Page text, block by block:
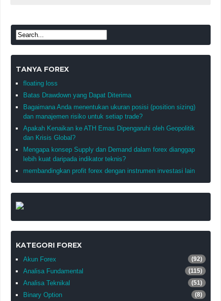
TANYA FOREX
floating loss
Batas Drawdown yang Dapat Diterima
Bagaimana Anda menentukan ukuran posisi (position sizing)
dan manajemen risiko untuk setiap trade?
Apakah Kenaikan ke ATH Emas Dipengaruhi oleh Geopolitik
dan Krisis Global?
Mengapa konsep Supply dan Demand dalam forex dianggap
lebih kuat daripada indikator teknis?
membandingkan profit forex dengan instrumen investasi lain
KATEGORI FOREX
Akun Forex (92)
Analisa Fundamental (115)
Analisa Teknikal (51)
Binary Option (8)